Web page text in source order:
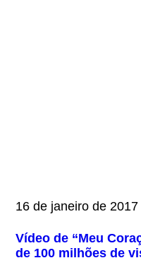
16 de janeiro de 2017
Vídeo de “Meu
de 100 milhões de